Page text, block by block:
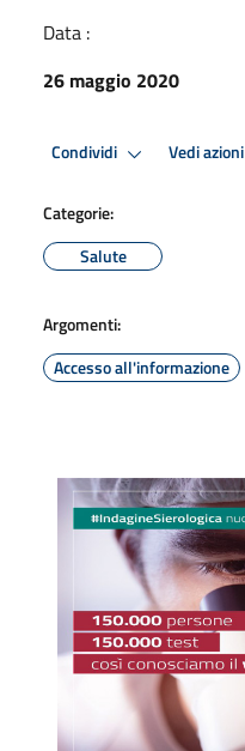
Data :
26 maggio 2020
Condividi Vedi azioni
Categorie:
Salute
Argomenti:
Accesso all'informazione